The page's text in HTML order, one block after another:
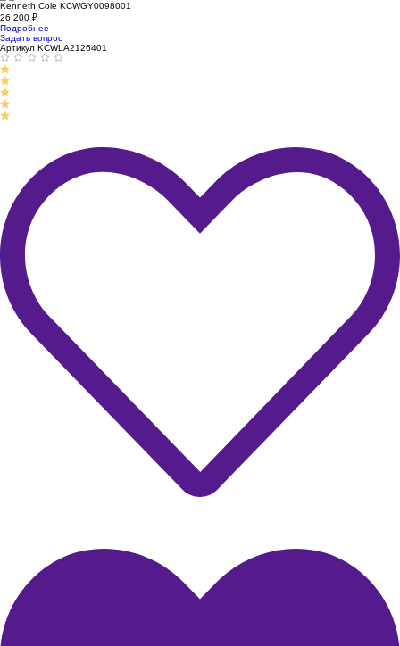
Kenneth Cole KCWGY0098001
26 200 ₽
Подробнее
Задать вопрос
Артикул KCWLA2126401